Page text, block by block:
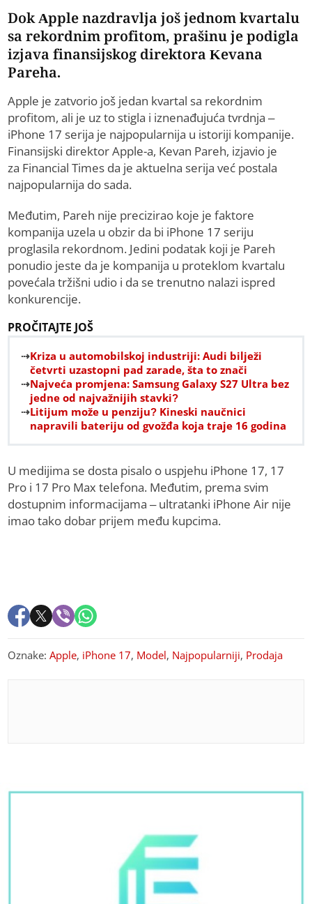
Dok Apple nazdravlja još jednom kvartalu
sa rekordnim profitom, prašinu je podigla
izjava finansijskog direktora Kevana
Pareha.
Apple je zatvorio još jedan kvartal sa rekordnim
profitom, ali je uz to stigla i iznenađujuća tvrdnja –
iPhone 17 serija je najpopularnija u istoriji kompanije.
Finansijski direktor Apple-a, Kevan Pareh, izjavio je
za Financial Times da je aktuelna serija već postala
najpopularnija do sada.
Međutim, Pareh nije precizirao koje je faktore
kompanija uzela u obzir da bi iPhone 17 seriju
proglasila rekordnom. Jedini podatak koji je Pareh
ponudio jeste da je kompanija u proteklom kvartalu
povećala tržišni udio i da se trenutno nalazi ispred
konkurencije.
PROČITAJTE JOŠ
Kriza u automobilskoj industriji: Audi bilježi
četvrti uzastopni pad zarade, šta to znači
Najveća promjena: Samsung Galaxy S27 Ultra bez
jedne od najvažnijih stavki?
Litijum može u penziju? Kineski naučnici
napravili bateriju od gvožđa koja traje 16 godina
U medijima se dosta pisalo o uspjehu iPhone 17, 17
Pro i 17 Pro Max telefona. Međutim, prema svim
dostupnim informacijama – ultratanki iPhone Air nije
imao tako dobar prijem među kupcima.
Oznake:Apple, iPhone 17, Model, Najpopularniji, Prodaja